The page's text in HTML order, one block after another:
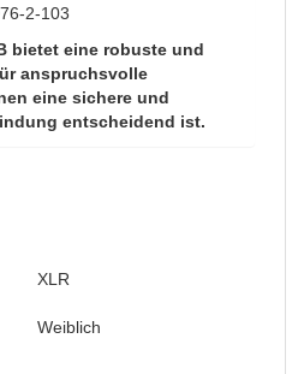
2-103
bietet eine robuste und
anspruchsvolle
eine sichere und
entscheidend ist.
XLR
Weiblich